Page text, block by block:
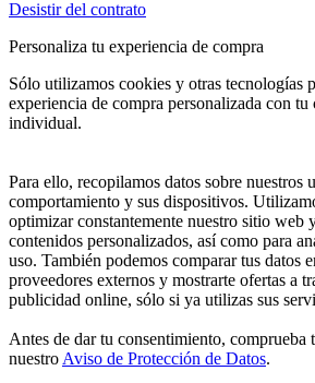
Desistir del contrato
Personaliza tu experiencia de compra
Sólo utilizamos cookies y otras tecnologías
experiencia de compra personalizada con tu
individual.
Para ello, recopilamos datos sobre nuestros
comportamiento y sus dispositivos.
optimizar constantemente nuestro sitio web
contenidos personalizados, así como para
uso. También podemos comparar tus datos
proveedores externos y mostrarte ofertas a
publicidad online, sólo si ya utilizas sus
Antes de dar tu consentimiento,
nuestro Aviso de Protección de Datos.